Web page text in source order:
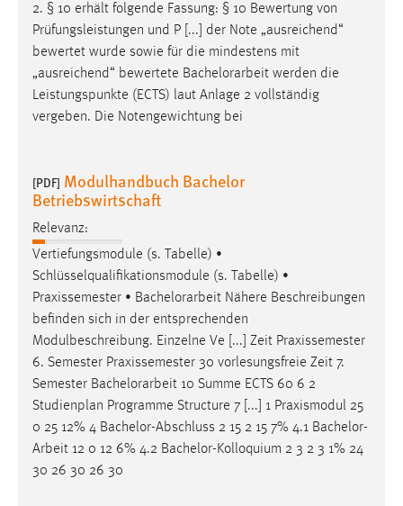
2. § 10 erhält folgende Fassung: § 10 Bewertung von
Prüfungsleistungen und P [...] der Note „ausreichend“
bewertet wurde sowie für die mindestens mit
„ausreichend“ bewertete Bachelorarbeit werden die
Leistungspunkte (ECTS) laut Anlage 2 vollständig
vergeben. Die Notengewichtung bei
[PDF] Modulhandbuch Bachelor
Betriebswirtschaft
Relevanz:
Vertiefungsmodule (s. Tabelle) •
Schlüsselqualifikationsmodule (s. Tabelle) •
Praxissemester • Bachelorarbeit Nähere Beschreibungen
befinden sich in der entsprechenden
Modulbeschreibung. Einzelne Ve [...] Zeit Praxissemester
6. Semester Praxissemester 30 vorlesungsfreie Zeit 7.
Semester Bachelorarbeit 10 Summe ECTS 60 6 2
Studienplan Programme Structure 7 [...] 1 Praxismodul 25
0 25 12% 4 Bachelor-Abschluss 2 15 2 15 7% 4.1 Bachelor-
Arbeit 12 0 12 6% 4.2 Bachelor-Kolloquium 2 3 2 3 1% 24
30 26 30 26 30